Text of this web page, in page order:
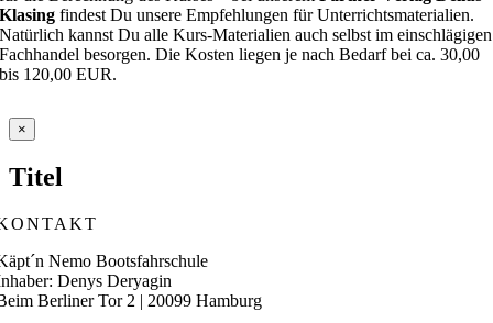
Klasing findest Du unsere Empfehlungen für Unterrichtsmaterialien.
Natürlich kannst Du alle Kurs-Materialien auch selbst im einschlägigen
Fachhandel besorgen. Die Kosten liegen je nach Bedarf bei ca. 30,00
bis 120,00 EUR.
Close
product
view
×
Titel
Nemo Bootsfahrschule
Denys Deryagin
Berliner Tor 2 | 20099 Hamburg